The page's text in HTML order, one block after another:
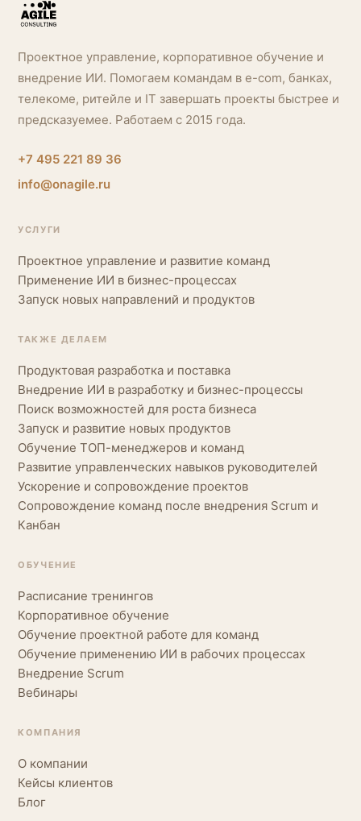
Проектное управление, корпоративное обучение и
внедрение ИИ. Помогаем командам в e-com, банках,
телекоме, ритейле и IT завершать проекты быстрее и
предсказуемее. Работаем с 2015 года.
+7 495 221 89 36
info@onagile.ru
УСЛУГИ
Проектное управление и развитие команд
Применение ИИ в бизнес-процессах
Запуск новых направлений и продуктов
ТАКЖЕ ДЕЛАЕМ
Продуктовая разработка и поставка
Внедрение ИИ в разработку и бизнес-процессы
Поиск возможностей для роста бизнеса
Запуск и развитие новых продуктов
Обучение ТОП-менеджеров и команд
Развитие управленческих навыков руководителей
Ускорение и сопровождение проектов
Сопровождение команд после внедрения Scrum и
Канбан
ОБУЧЕНИЕ
Расписание тренингов
Корпоративное обучение
Обучение проектной работе для команд
Обучение применению ИИ в рабочих процессах
Внедрение Scrum
Вебинары
КОМПАНИЯ
О компании
Кейсы клиентов
Блог